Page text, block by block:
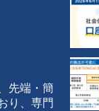
先端・簡
り、専門